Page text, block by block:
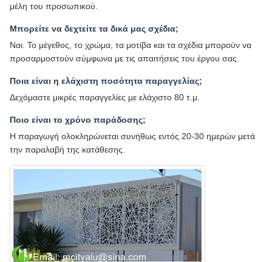
μέλη του προσωπικού.
Μπορείτε να δεχτείτε τα δικά μας σχέδια;
Ναι. Το μέγεθος, το χρώμα, τα μοτίβα και τα σχέδια μπορούν να
προσαρμοστούν σύμφωνα με τις απαιτήσεις του έργου σας.
Ποια είναι η ελάχιστη ποσότητα παραγγελίας;
Δεχόμαστε μικρές παραγγελίες με ελάχιστο 80 τ.μ.
Ποιο είναι το χρόνο παράδοσης;
Η παραγωγή ολοκληρώνεται συνήθως εντός 20-30 ημερών μετά
την παραλαβή της κατάθεσης.